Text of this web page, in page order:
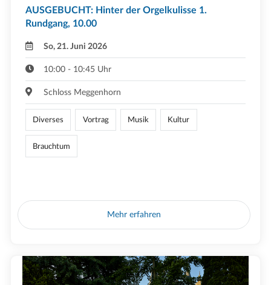
AUSGEBUCHT: Hinter der Orgelkulisse 1.
Rundgang, 10.00
So, 21. Juni 2026
10:00 - 10:45 Uhr
Schloss Meggenhorn
Diverses Vortrag Musik Kultur
Brauchtum
Mehr erfahren